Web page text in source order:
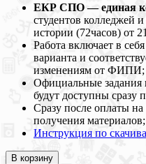
ЕКР СПО — единая
студентов колледжей
истории (72часов) от
Работа включает в
варианта и
изменениям от ФИПИ;
Официальные задания
будут доступны сразу
Сразу после оплаты
получения материалов;
Инструкция по
В корзину